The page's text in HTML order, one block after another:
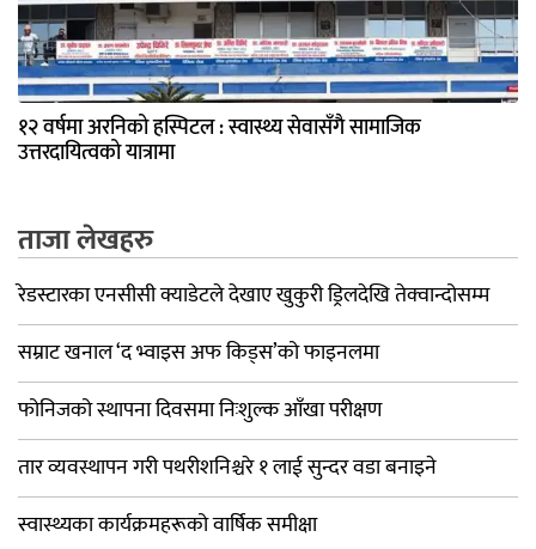
१२ वर्षमा अरनिको हस्पिटल : स्वास्थ्य सेवासँगै सामाजिक
उत्तरदायित्वको यात्रामा
ताजा लेखहरु
रेडस्टारका एनसीसी क्याडेटले देखाए खुकुरी ड्रिलदेखि तेक्वान्दोसम्म
सम्राट खनाल ‘द भ्वाइस अफ किड्स’को फाइनलमा
फोनिजको स्थापना दिवसमा निःशुल्क आँखा परीक्षण
तार व्यवस्थापन गरी पथरीशनिश्चरे १ लाई सुन्दर वडा बनाइने
स्वास्थ्यका कार्यक्रमहरूको वार्षिक समीक्षा